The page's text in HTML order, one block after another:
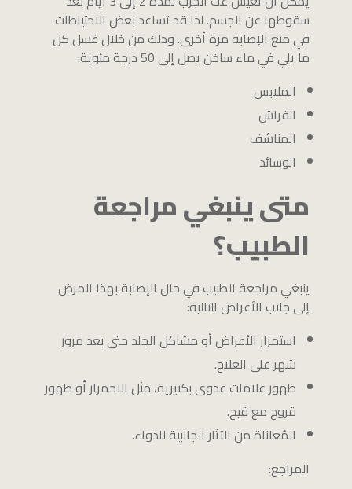
سقوطها عن الجسم. لذا قد تساعد بعض الاحتياطات
في منع الإصابة مرة أخرى. وذلك من خلال غسل كل
ما يلي في ماء ساخن يصل إلى 50 درجة مئوية:
الملابس
الفراش
المناشف
الوسائد
متى ينبغي مراجعة
الطبيب؟
ينبغي مراجعة الطبيب في حال الإصابة بهذا المرض
إلى جانب الأعراض التالية:
استمرار الأعراض أو مشاكل الجلد حتى بعد مرور
شهر على العلاج.
ظهور علامات عدوى بكتيرية، مثل الاحمرار أو ظهور
قروح مع قيح.
المُعاناة من الآثار الجانبية للدواء.
المراجع: